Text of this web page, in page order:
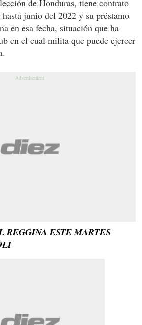
de Honduras, tiene contrato
junio del 2022 y su préstamo
en esa fecha, situación que ha
en el cual milita que puede ejercer
REGGINA ESTE MARTES